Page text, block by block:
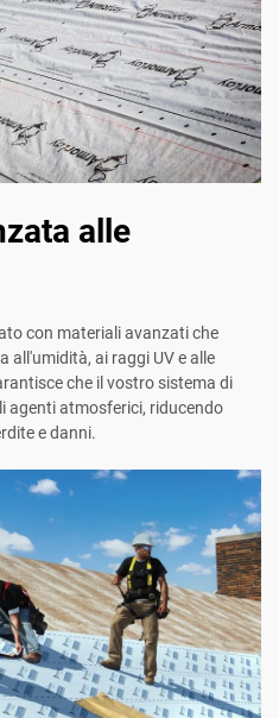
alle
con materiali avanzati che
all'umidità, ai raggi UV e alle
che il vostro sistema di
agenti atmosferici, riducendo
e danni.